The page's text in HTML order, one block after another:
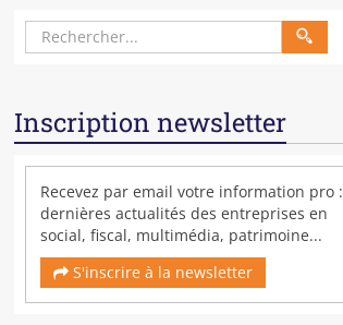
Inscription newsletter
Recevez par email votre information pro :
dernières actualités des entreprises en
social, fiscal, multimédia, patrimoine...
S'inscrire à la newsletter